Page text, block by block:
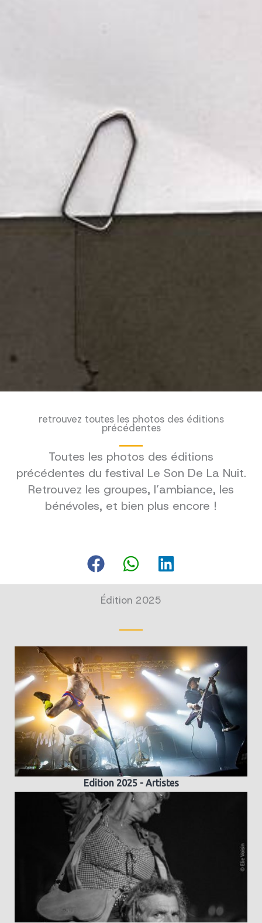
retrouvez toutes les photos des éditions
précédentes
Toutes les photos des éditions
précédentes du festival Le Son De La Nuit.
Retrouvez les groupes, l’ambiance, les
bénévoles, et bien plus encore !
Édition 2025
Edition 2025 - Artistes